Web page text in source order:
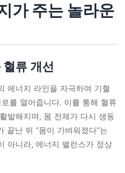
가 주는 놀라운
혈류 개선
에너지 라인을 자극하여 기혈
를 열어줍니다. 이를 통해 혈류
발해지며, 몸 전체가 다시 생동
끝난 뒤 “몸이 가벼워졌다”는
아니라, 에너지 밸런스가 정상